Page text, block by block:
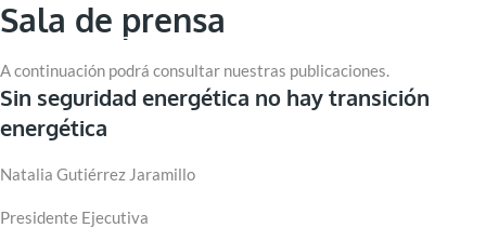
Sala de prensa
A continuación podrá consultar nuestras publicaciones.
Sin seguridad energética no hay transición
energética
Natalia Gutiérrez Jaramillo
Presidente Ejecutiva